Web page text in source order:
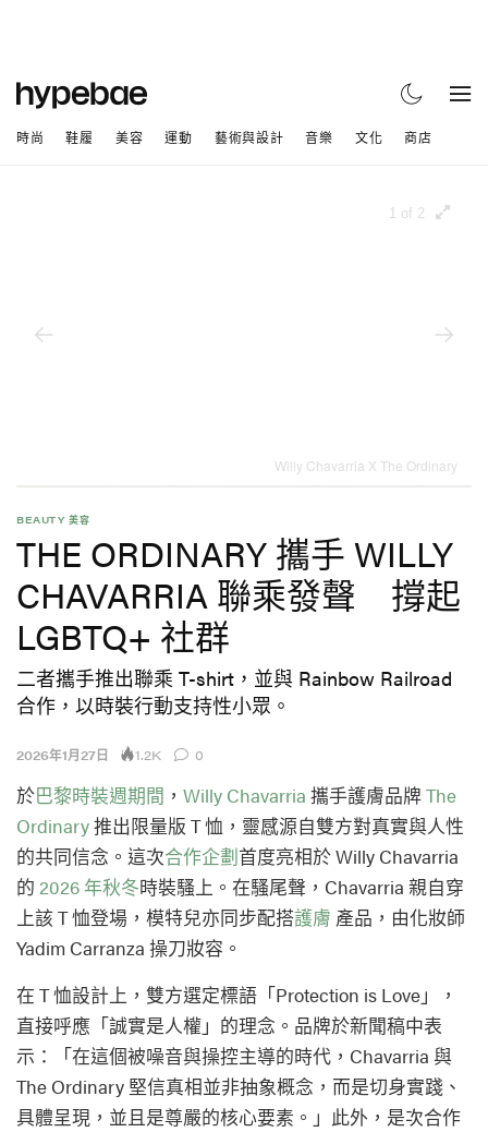
時尚 鞋履 美容 運動 藝術與設計 音樂 文化 商店
1 of 2
Willy Chavarria X The Ordinary
BEAUTY 美容
THE ORDINARY 攜手 WILLY
CHAVARRIA 聯乘發聲 撐起
LGBTQ+ 社群
二者攜手推出聯乘 T-shirt，並與 Rainbow Railroad
合作，以時裝行動支持性小眾。
2026年1月27日 1.2K 0
於巴黎時裝週期間 ， Willy Chavarria 攜手護膚品牌The
Ordinary推出限量版 T 恤，靈感源自雙方對真實與人性
的共同信念。這次合作企劃首度亮相於 Willy Chavarria
的 2026 年秋冬時裝騷上。在騷尾聲，Chavarria 親自穿
上該 T 恤登場，模特兒亦同步配搭護膚 產品，由化妝師
Yadim Carranza 操刀妝容。
在 T 恤設計上，雙方選定標語「Protection is Love」，
直接呼應「誠實是人權」的理念。品牌於新聞稿中表
示：「在這個被噪音與操控主導的時代，Chavarria 與
The Ordinary 堅信真相並非抽象概念，而是切身實踐、
具體呈現，並且是尊嚴的核心要素。」此外，是次合作